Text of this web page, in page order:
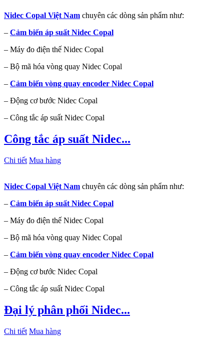
Nidec Copal Việt Nam chuyên các dòng sản phẩm như:
– Cảm biến áp suất Nidec Copal
– Máy đo điện thế Nidec Copal
– Bộ mã hóa vòng quay Nidec Copal
– Cảm biến vòng quay encoder Nidec Copal
– Động cơ bước Nidec Copal
– Công tắc áp suất Nidec Copal
Công tắc áp suất Nidec...
Chi tiết Mua hàng
Nidec Copal Việt Nam chuyên các dòng sản phẩm như:
– Cảm biến áp suất Nidec Copal
– Máy đo điện thế Nidec Copal
– Bộ mã hóa vòng quay Nidec Copal
– Cảm biến vòng quay encoder Nidec Copal
– Động cơ bước Nidec Copal
– Công tắc áp suất Nidec Copal
Đại lý phân phối Nidec...
Chi tiết Mua hàng